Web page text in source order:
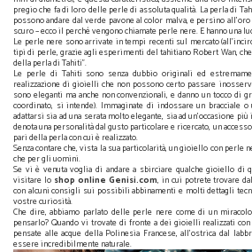
pregio che fa di loro delle perle di assoluta qualità. La perla di
possono andare dal verde pavone al color malva, e persino
scuro – ecco il perché vengono chiamate perle nere. E hanno una
Le perle nere sono arrivate in tempi recenti sul mercato
tipi di perle, grazie agli esperimenti del tahitiano Robert Wan,
della perla di Tahiti”.
Le perle di Tahiti sono senza dubbio originali ed
realizzazione di gioielli che non possono certo passare
sono eleganti ma anche non convenzionali, e danno un tocco di
coordinato, si intende). Immaginate di indossare un bracciale
adattarsi sia ad una serata molto elegante, sia ad un’occasione
denota una personalità dal gusto particolare e ricercato, un
pari della perla con cui è realizzato.
Senza contare che, vista la sua particolarità, un gioiello con perle
che per gli uomini.
Se vi è venuta voglia di andare a sbirciare qualche gioiello di
visitare lo shop online Genisi.com, in cui potrete trovare
con alcuni consigli sui possibili abbinamenti e molti dettagli
vostre curiosità.
Che dire, abbiamo parlato delle perle nere come di un
pensarlo? Quando vi trovate di fronte a dei gioielli realizzati
pensate alle acque della Polinesia Francese, all’ostrica dal
essere incredibilmente naturale.